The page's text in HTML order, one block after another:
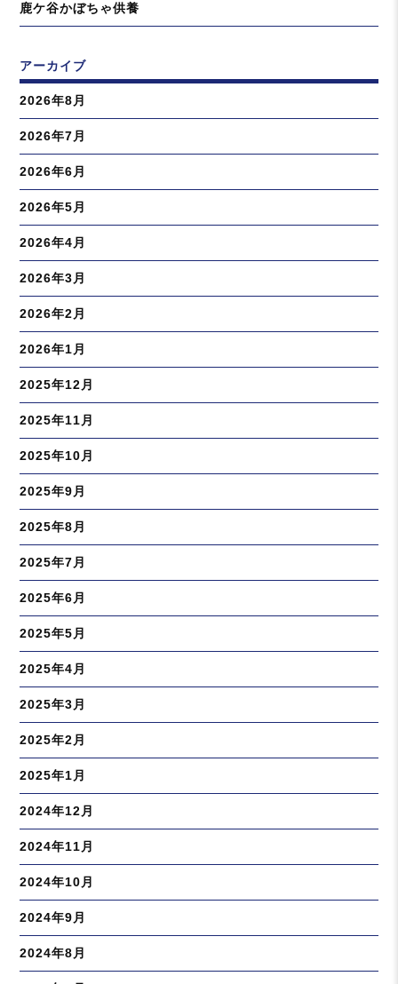
鹿ケ谷かぼちゃ供養
アーカイブ
2026年8月
2026年7月
2026年6月
2026年5月
2026年4月
2026年3月
2026年2月
2026年1月
2025年12月
2025年11月
2025年10月
2025年9月
2025年8月
2025年7月
2025年6月
2025年5月
2025年4月
2025年3月
2025年2月
2025年1月
2024年12月
2024年11月
2024年10月
2024年9月
2024年8月